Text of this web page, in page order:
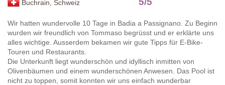
Buchrain, Schweiz
Wir hatten wundervolle 10 Tage in Badia a Passignano. Zu Beginn
wurden wir freundlich von Tommaso begrüsst und er erklärte uns
alles wichtige. Ausserdem bekamen wir gute Tipps für E-Bike-
Touren und Restaurants.
Die Unterkunft liegt wunderschön und idyllisch inmitten von
Olivenbäumen und einem wunderschönen Anwesen. Das Pool ist
nicht zu toppen, somit konnten wir uns einfach wunderbar